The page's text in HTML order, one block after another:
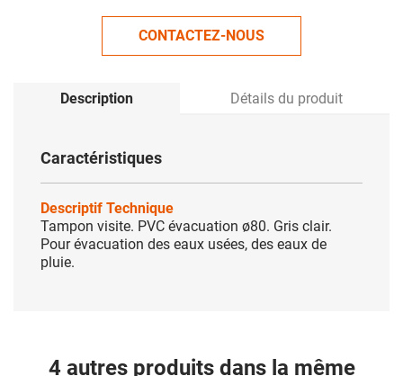
CONTACTEZ-NOUS
Description Détails du produit
Caractéristiques
Descriptif Technique
Tampon visite. PVC évacuation ø80. Gris clair.
Pour évacuation des eaux usées, des eaux de
pluie.
4 autres produits dans la même